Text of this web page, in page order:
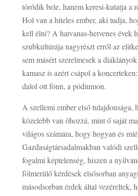
törődik bele, hanem keresi-kutatja a
Hol van a hiteles ember, aki tudja,
kell élni? A hatvanas-hetvenes évek
szubkultúrája nagyrészt erről az
sem másért szerelmesek a
kamasz is azért csápol a
dalol ott fönn, a pódiumon.
A szellemi ember első tulajdonsága,
közelebb van őhozzá, mint ő saját
világos számára, hogy hogyan és
Gazdaságtársadalmakban valódi
fogalmi képtelenség, hiszen a
fölmerülő kérdések elsősorban
másodsorban érdek által vezéreltek,